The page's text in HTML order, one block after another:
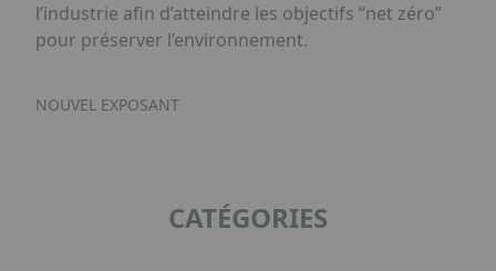
l’industrie afin d’atteindre les objectifs “net zéro”
pour préserver l’environnement.
NOUVEL EXPOSANT
CATÉGORIES